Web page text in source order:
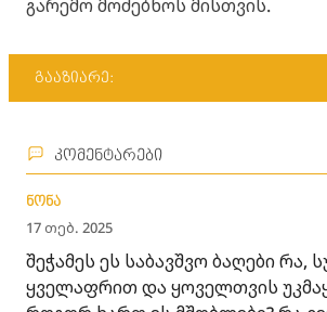
გარემო მოძებნოს მისთვის.
გააზიარე:
კომენტარები
ნონა
17 თებ. 2025
შეჭამეს ეს საბავშვო ბაღები რა,
ყველაფრით და ყოველთვის